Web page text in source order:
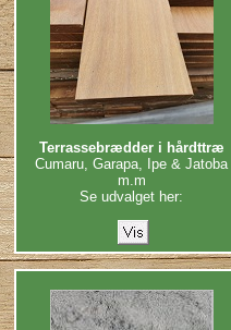
Terrassebrædder i hårdttræ
Cumaru, Garapa, Ipe & Jatoba
m.m
Se udvalget her: